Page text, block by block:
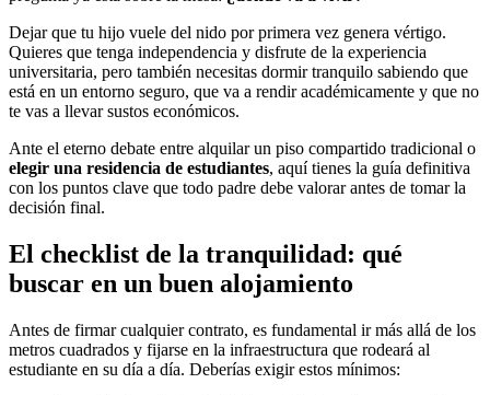
Dejar que tu hijo vuele del nido por primera vez genera vértigo.
Quieres que tenga independencia y disfrute de la experiencia
universitaria, pero también necesitas dormir tranquilo sabiendo que
está en un entorno seguro, que va a rendir académicamente y que no
te vas a llevar sustos económicos.
Ante el eterno debate entre alquilar un piso compartido tradicional o
elegir una residencia de estudiantes, aquí tienes la guía definitiva
con los puntos clave que todo padre debe valorar antes de tomar la
decisión final.
El checklist de la tranquilidad: qué
buscar en un buen alojamiento
Antes de firmar cualquier contrato, es fundamental ir más allá de los
metros cuadrados y fijarse en la infraestructura que rodeará al
estudiante en su día a día. Deberías exigir estos mínimos: